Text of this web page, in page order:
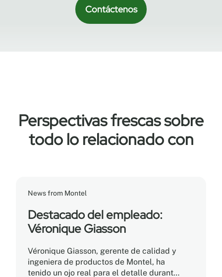
Contáctenos
Perspectivas frescas sobre
todo lo relacionado con
News from Montel
Destacado del empleado:
Véronique Giasson
Véronique Giasson, gerente de calidad y
ingeniera de productos de Montel, ha
tenido un ojo real para el detalle durante